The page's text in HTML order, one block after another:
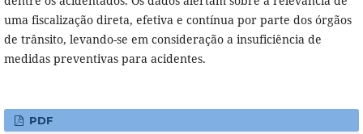
uma fiscalização direta, efetiva e contínua por parte dos órgãos
de trânsito, levando-se em consideração a insuficiência de
medidas preventivas para acidentes.
PDF